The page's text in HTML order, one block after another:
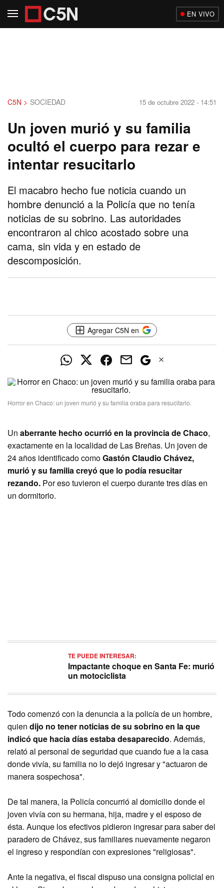
EN VIVO
C5N > SOCIEDAD 15 de octubre 2022 - 14:51
Un joven murió y su familia
ocultó el cuerpo para rezar e
intentar resucitarlo
El macabro hecho fue noticia cuando un
hombre denunció a la Policía que no tenía
noticias de su sobrino. Las autoridades
encontraron al chico acostado sobre una
cama, sin vida y en estado de
descomposición.
Agregar C5N en
Horror en Chaco: un joven murió y su familia oraba para resucitarlo.
Un aberrante hecho ocurrió en la provincia deChaco,
exactamente en la localidad de Las Breñas. Un joven de
24 años identificado comoGastón Claudio Chávez,
murió y su familia creyó que lo podía resucitar
rezando. Por eso tuvieron el cuerpo durante tres días en
un dormitorio.
TE PUEDE INTERESAR:
Impactante choque en Santa Fe: murió
un motociclista
Todo comenzó con la denuncia a la policía de un hombre,
quien dijo no tener noticias de su sobrino en la que
indicó que hacia días estaba desaparecido. Además,
relató al personal de seguridad que cuando fue a la casa
donde vivía, su familia no lo dejó ingresar y "actuaron de
manera sospechosa".
De tal manera, la Policía concurrió al domicilio donde el
joven vivía con su hermana, hija, madre y el esposo de
ésta. Aunque los efectivos pidieron ingresar para saber del
paradero de Chávez, sus familiares nuevamente negaron
el ingreso y respondían con expresiones "religiosas".
Ante la negativa, el fiscal dispuso una consigna policial en